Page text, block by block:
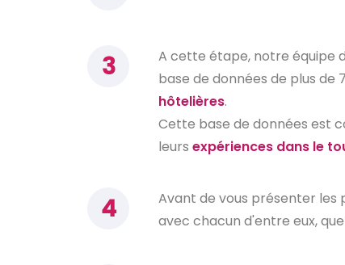
A cette étape, notre équipe
base de données de plus de
hôtelières.
Cette base de données est
leurs expériences dans le
Avant de vous présenter les
avec chacun d'entre eux,